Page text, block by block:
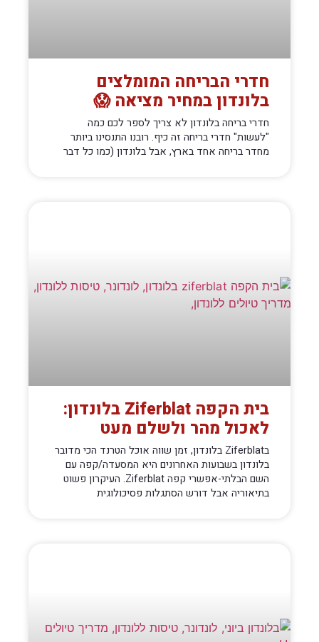
חדרי הבריחה המומלצים
בלונדון במחיר מציאה 😱
חדרי בריחה בלונדון לא צריך לספר לכם כמה
"לעשות" חדרי בריחה זה כיף. רובנו התנסינו ביותר
מחדר בריחה אחד בארץ, אבל בלונדון (כמו כל דבר
בית הקפה Ziferblat בלונדון:
לאכול מהר ולשלם מעט
בZiferblat בלונדון, זמן שווה אוכל הטרנד הכי מדובר
בלונדון בשבועות האחרונים היא המסעדה/קפה עם
השם הבלתי-אפשרי קפה Ziferblat. העיקרון פשוט
בתיאוריה אבל דורש הסתגלות פסיכולוגית